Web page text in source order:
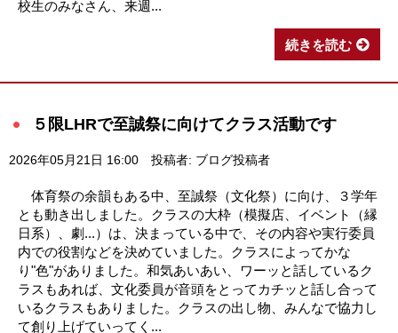
校生のみなさん、来週...
続きを読む
５限LHRで至誠祭に向けてクラス活動です
2026年05月21日 16:00 投稿者: ブログ投稿者
体育祭の余韻もある中、至誠祭（文化祭）に向け、３学年
とも動き出しました。クラスの大枠（模擬店、イベント（縁
日系）、劇...）は、決まっている中で、その内容や実行委員
内での役割などを決めていました。クラスによってかな
り"色"がありました。和気あいあい、ワーッと話しているク
ラスもあれば、文化委員が音頭をとってカチッと話し合って
いるクラスもありました。クラスの出し物、みんなで協力し
て創り上げていってく...